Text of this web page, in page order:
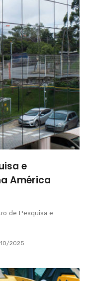
e
América
de Pesquisa e
2025